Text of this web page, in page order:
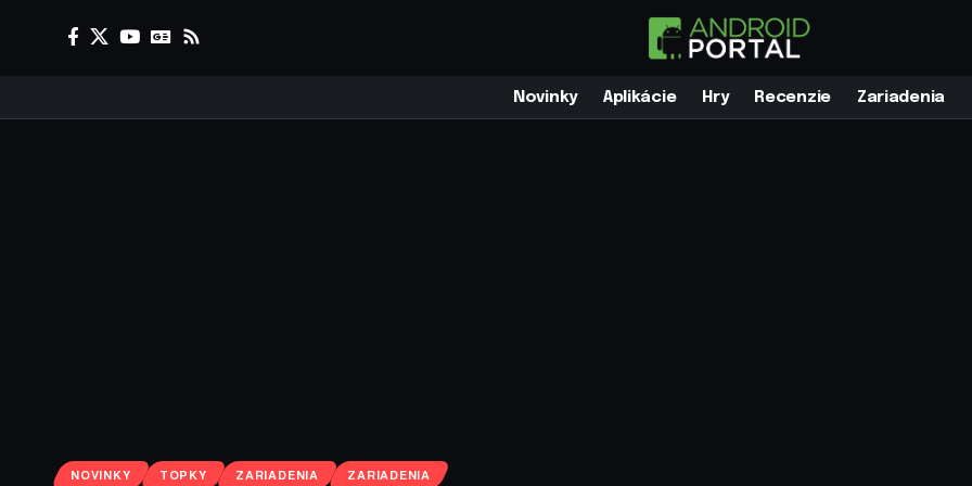
Novinky Aplikácie Hry Recenzie Zariadenia
NOVINKY TOPKY ZARIADENIA ZARIADENIA